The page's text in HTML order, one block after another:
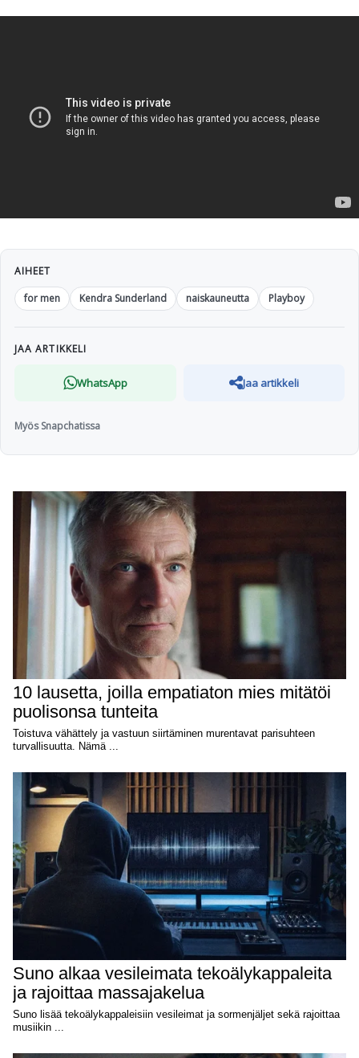
AIHEET
for men
Kendra Sunderland naiskauneutta Playboy
JAA ARTIKKELI
WhatsApp Jaa artikkeli
Myös Snapchatissa